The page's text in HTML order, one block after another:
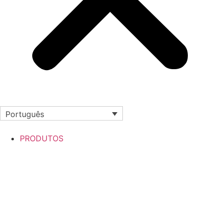
Português
PRODUTOS